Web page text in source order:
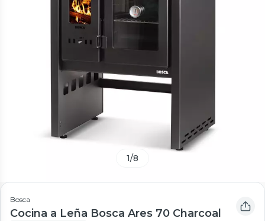
1/8
Bosca
Cocina a Leña Bosca Ares 70 Charcoal